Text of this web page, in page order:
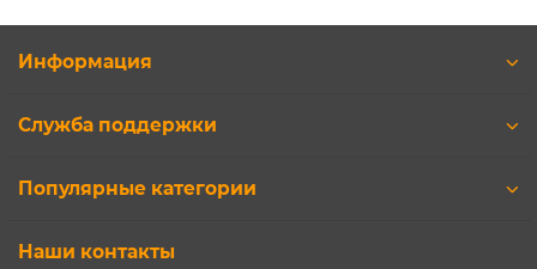
Информация
Служба поддержки
Популярные категории
Наши контакты